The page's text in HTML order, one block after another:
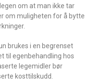
om at man ikke tar
om muligheten for å bytte
brukes i en begrenset
til egenbehandling hos
legemidler bør
kosttilskudd.